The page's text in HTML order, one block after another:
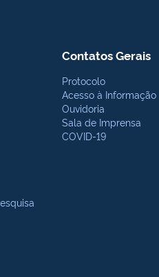
Contatos Gerais
Protocolo
Acesso à Informação
Ouvidoria
Sala de Imprensa
COVID-19